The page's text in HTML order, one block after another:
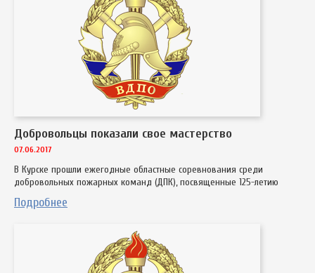
Добровольцы показали свое мастерство
07.06.2017
В Курске прошли ежегодные областные соревнования среди
добровольных пожарных команд (ДПК), посвященные 125-летию
Подробнее